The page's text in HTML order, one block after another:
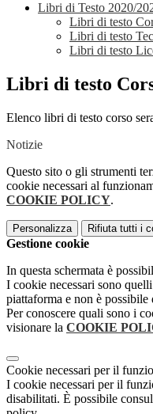
Libri di Testo 2020/
Libri di testo
Libri di testo
Libri di testo
Libri di testo
Elenco libri di testo corso
Notizie
Questo sito o gli strumenti
cookie necessari al
COOKIE POLICY.
Personalizza Rifiuta tutti i
Gestione cookie
In questa schermata è
I cookie necessari sono
piattaforma e non è
Per conoscere quali sono i
visionare la COOKIE
Cookie necessari per il
I cookie necessari per il
disabilitati. È possibile